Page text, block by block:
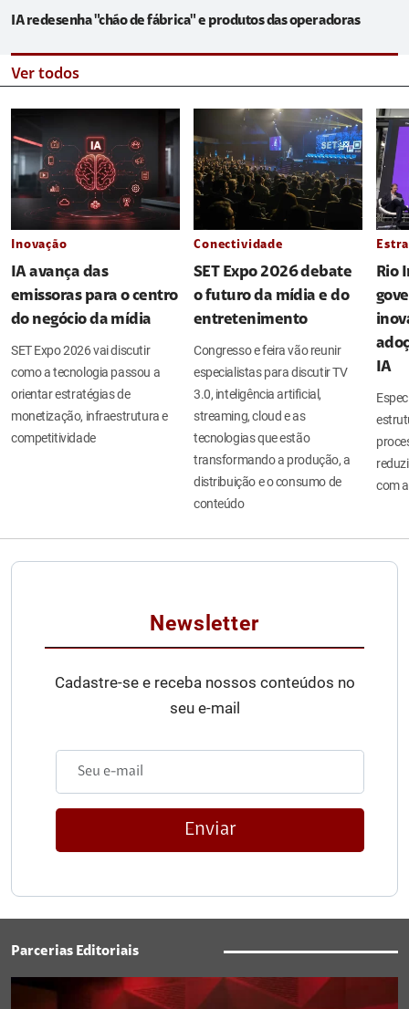
IA redesenha "chão de fábrica" e produtos das operadoras
Ver todos
Inovação
IA avança das
emissoras para o centro
do negócio da mídia
SET Expo 2026 vai discutir
como a tecnologia passou a
orientar estratégias de
monetização, infraestrutura e
competitividade
Conectividade
SET Expo 2026 debate
o futuro da mídia e do
entretenimento
Congresso e feira vão reunir
especialistas para discutir TV
3.0, inteligência artificial,
streaming, cloud e as
tecnologias que estão
transformando a produção, a
distribuição e o consumo de
conteúdo
Rio
IA
com
Newsletter
Cadastre-se e receba nossos conteúdos no
seu e-mail
Enviar
Parcerias Editoriais